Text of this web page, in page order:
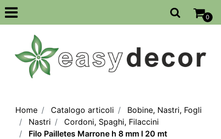
Open
0
Home Catalogo articoli
Bobine, Nastri, Fogli
Nastri
Cordoni, Spaghi, Filaccini
Filo Pailletes Marrone h 8 mm l 20 mt